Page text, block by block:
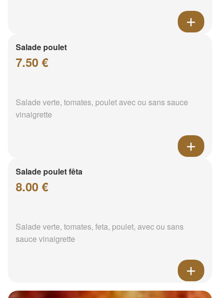
Salade poulet
7.50 €
Salade verte, tomates, poulet avec ou sans sauce
vinaigrette
Salade poulet fêta
8.00 €
Salade verte, tomates, feta, poulet, avec ou sans
sauce vinaigrette